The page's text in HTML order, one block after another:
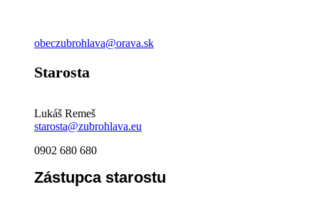
obeczubrohlava@orava.sk
Starosta
Lukáš Remeš
starosta@zubrohlava.eu
0902 680 680
Zástupca starostu